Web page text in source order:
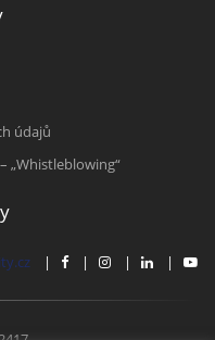
údajů
„Whistleblowing“
| | | |